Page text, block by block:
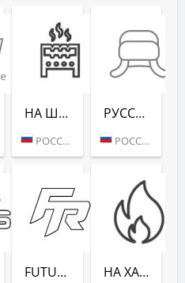
НА ШАШЛЫКИ (РАДИО РЕКОРД)
РОССИЯ (САНКТ-ПЕТЕРБУРГ)
РУССКАЯ ЗИМА (РАДИО РЕКОРД)
РОССИЯ (МОСКВА)
FUTURE RAVE (РАДИО РЕКОРД) НА ХАЙПЕ (РАДИО РЕКОРД)